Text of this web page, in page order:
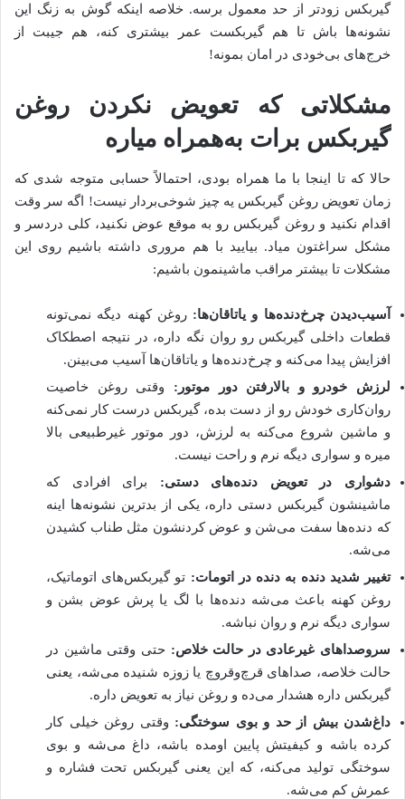
گیربکس زودتر از حد معمول برسه. خلاصه اینکه گوش به زنگ این
نشونه‌ها باش تا هم گیربکست عمر بیشتری کنه، هم جیبت از
خرج‌های بی‌خودی در امان بمونه!
مشکلاتی که تعویض نکردن روغن
گیربکس برات به‌همراه میاره
حالا که تا اینجا با ما همراه بودی، احتمالاً حسابی متوجه شدی که
زمان تعویض روغن گیربکس یه چیز شوخی‌بردار نیست! اگه سر وقت
اقدام نکنید و روغن گیربکس رو به موقع عوض نکنید، کلی دردسر و
مشکل سراغتون میاد. بیایید با هم مروری داشته باشیم روی این
مشکلات تا بیشتر مراقب ماشینمون باشیم:
آسیب‌دیدن چرخ‌دنده‌ها و یاتاقان‌ها:روغن کهنه دیگه نمی‌تونه
قطعات داخلی گیربکس رو روان نگه داره، در نتیجه اصطکاک
افزایش پیدا می‌کنه و چرخ‌دنده‌ها و یاتاقان‌ها آسیب می‌بینن.
لرزش خودرو و بالارفتن دور موتور: وقتی روغن خاصیت
روان‌کاری خودش رو از دست بده، گیربکس درست کار نمی‌کنه
و ماشین شروع می‌کنه به لرزش، دور موتور غیرطبیعی بالا
میره و سواری دیگه نرم و راحت نیست.
دشواری در تعویض دنده‌های دستی: برای افرادی که
ماشینشون گیربکس دستی داره، یکی از بدترین نشونه‌ها اینه
که دنده‌ها سفت می‌شن و عوض کردنشون مثل طناب کشیدن
می‌شه.
تغییر شدید دنده به دنده در اتومات: تو گیربکس‌های اتوماتیک،
روغن کهنه باعث می‌شه دنده‌ها با لگ یا پرش عوض بشن و
سواری دیگه نرم و روان نباشه.
سروصداهای غیرعادی در حالت خلاص:حتی وقتی ماشین در
حالت خلاصه، صداهای قرچ‌وقروچ یا زوزه شنیده می‌شه، یعنی
گیربکس داره هشدار می‌ده و روغن نیاز به تعویض داره.
داغ‌شدن بیش از حد و بوی سوختگی: وقتی روغن خیلی کار
کرده باشه و کیفیتش پایین اومده باشه، داغ می‌شه و بوی
سوختگی تولید می‌کنه، که این یعنی گیربکس تحت فشاره و
عمرش کم می‌شه.